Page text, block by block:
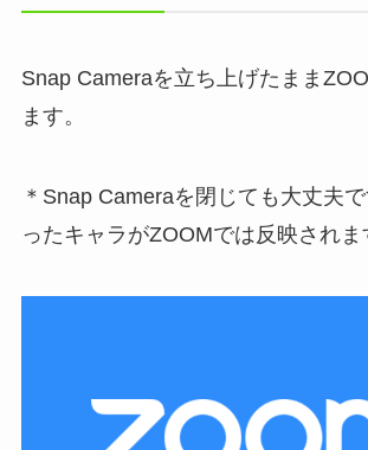
Snap Cameraを立ち上げたまま
ます。
＊Snap Cameraを閉じても大丈夫
ったキャラがZOOMでは反映されま